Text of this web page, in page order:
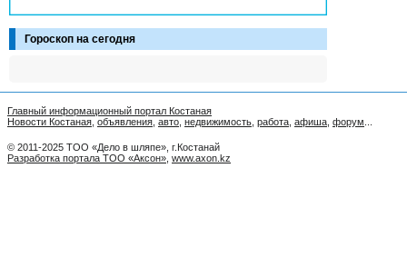
Гороскоп на сегодня
Главный информационный портал Костаная
Новости Костаная объявления авто недвижимость работа афиша форум
© 2011-2025 ТОО «Дело в шляпе», г.Костанай
Разработка портала ТОО «Аксон» www.axon.kz